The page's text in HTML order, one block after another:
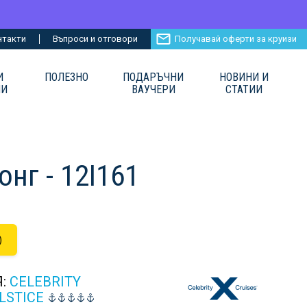
Въпроси и отговори Получавай оферти за круизи
ПОЛЕЗНО
ПОДАРЪЧНИ
ВАУЧЕРИ
НОВИНИ И
СТАТИИ
- 12I161
CELEBRITY